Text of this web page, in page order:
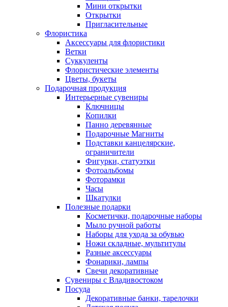
Мини открытки
Открытки
Пригласительные
Флористика
Аксессуары для флористики
Ветки
Суккуленты
Флористические элементы
Цветы, букеты
Подарочная продукция
Интерьерные сувениры
Ключницы
Копилки
Панно деревянные
Подарочные Магниты
Подставки канцелярские,
ограничители
Фигурки, статуэтки
Фотоальбомы
Фоторамки
Часы
Шкатулки
Полезные подарки
Косметички, подарочные наборы
Мыло ручной работы
Наборы для ухода за обувью
Ножи складные, мультитулы
Разные аксессуары
Фонарики, лампы
Свечи декоративные
Сувениры с Владивостоком
Посуда
Декоративные банки, тарелочки